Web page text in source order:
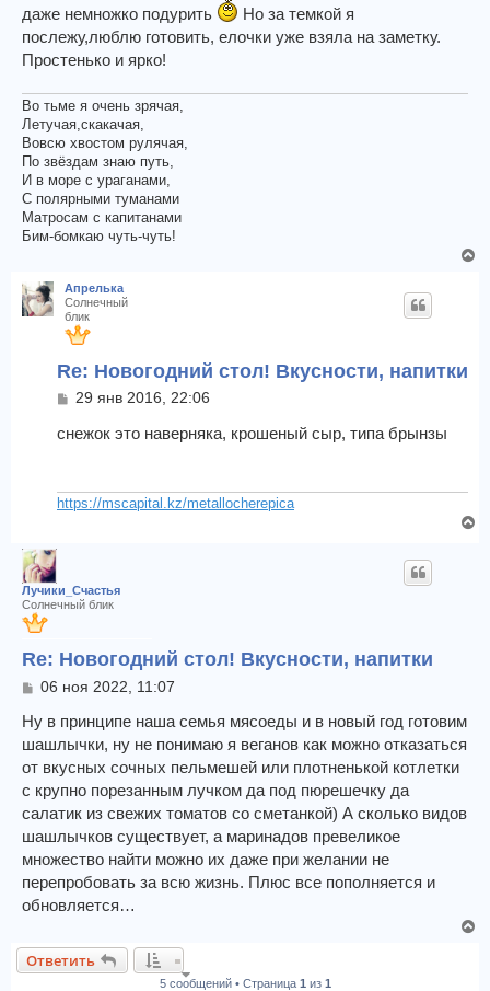
даже немножко подурить
Но за темкой я
послежу,люблю готовить, елочки уже взяла на заметку.
Простенько и ярко!
Во тьме я очень зрячая,
Летучая,скакачая,
Вовсю хвостом рулячая,
По звёздам знаю путь,
И в море с ураганами,
С полярными туманами
Матросам с капитанами
Бим-бомкаю чуть-чуть!
Апрелька
Солнечный
блик
Re: Новогодний стол! Вкусности, напитки
С
о
н
29 янв 2016, 22:06
снежок это наверняка, крошеный сыр, типа брынзы
https://mscapital.kz/metallocherepica
Лучики_Счастья
Солнечный блик
Re: Новогодний стол! Вкусности, напитки
С
о
б
щ
е
н
и
е
06 ноя 2022, 11:07
Ну в принципе наша семья мясоеды и в новый год готовим
шашлычки, ну не понимаю я веганов как можно отказаться
от вкусных сочных пельмешей или плотненькой котлетки
с крупно порезанным лучком да под пюрешечку да
салатик из свежих томатов со сметанкой) А сколько видов
шашлычков существует, а маринадов превеликое
множество найти можно их даже при желании не
перепробовать за всю жизнь. Плюс все пополняется и
обновляется…
Ответить
5 сообщений • Страница 1 из 1